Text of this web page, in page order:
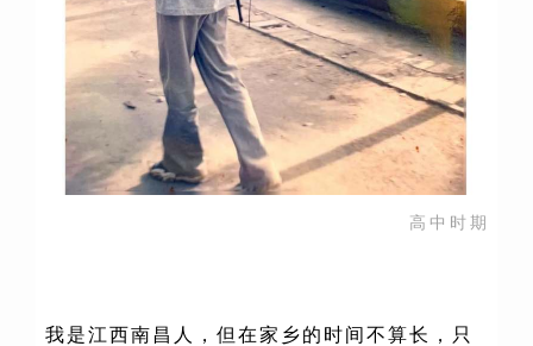
高中时期
我是江西南昌人，但在家乡的时间不算长，只